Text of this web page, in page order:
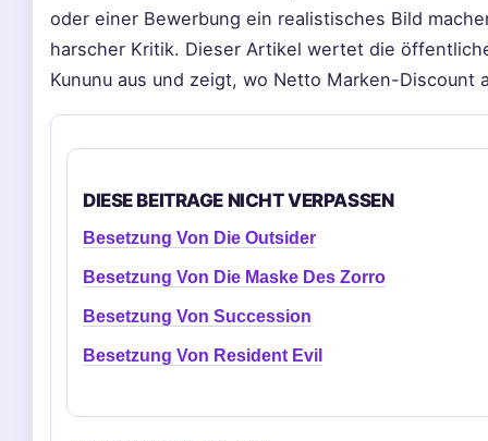
oder einer Bewerbung ein realistisches Bild
harscher Kritik. Dieser Artikel wertet die
Kununu aus und zeigt, wo Netto Marken-
DIESE BEITRAGE NICHT VERPASSEN
Besetzung Von Die Outsider
Besetzung Von Die Maske Des Zorro
Besetzung Von Succession
Besetzung Von Resident Evil